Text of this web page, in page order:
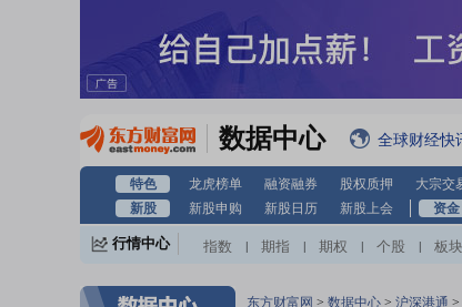
数据中心 全球财经快
特色 龙虎榜单 融资融券 股权质押 大宗交
新股
新股申购 新股日历 新股上会 资金
行情中心 指数 期指 期权 个股 板块
东方财富网 > 数据中心 > 沪深港通 >